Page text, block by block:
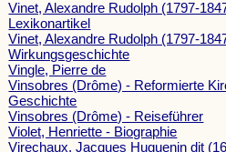
Vinet, Alexandre Rudolph (1797-
Lexikonartikel
Vinet, Alexandre Rudolph (1797-
Wirkungsgeschichte
Vingle, Pierre de
Vinsobres (Drôme) - Reformierte
Geschichte
Vinsobres (Drôme) - Reiseführer
Violet, Henriette - Biographie
Virechaux, Jacques Huguenin dit